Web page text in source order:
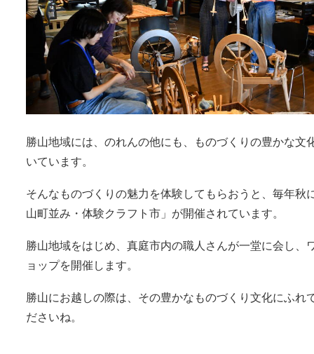
勝山地域には、のれんの他にも、ものづくりの豊かな文
いています。
そんなものづくりの魅力を体験してもらおうと、毎年秋
山町並み・体験クラフト市」が開催されています。
勝山地域をはじめ、真庭市内の職人さんが一堂に会し、
ョップを開催します。
勝山にお越しの際は、その豊かなものづくり文化にふれ
ださいね。